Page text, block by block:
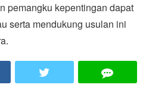
pemangku kepentingan dapat
serta mendukung usulan ini